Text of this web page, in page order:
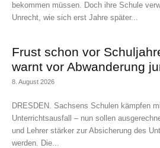
bekommen müssen. Doch ihre Schule
Unrecht, wie sich erst Jahre später...
Frust schon vor
warnt vor Abwanderung
8. August 2026
DRESDEN. Sachsens Schulen kämpfen
Unterrichtsausfall – nun sollen
und Lehrer stärker zur Absicherung des
werden. Die...